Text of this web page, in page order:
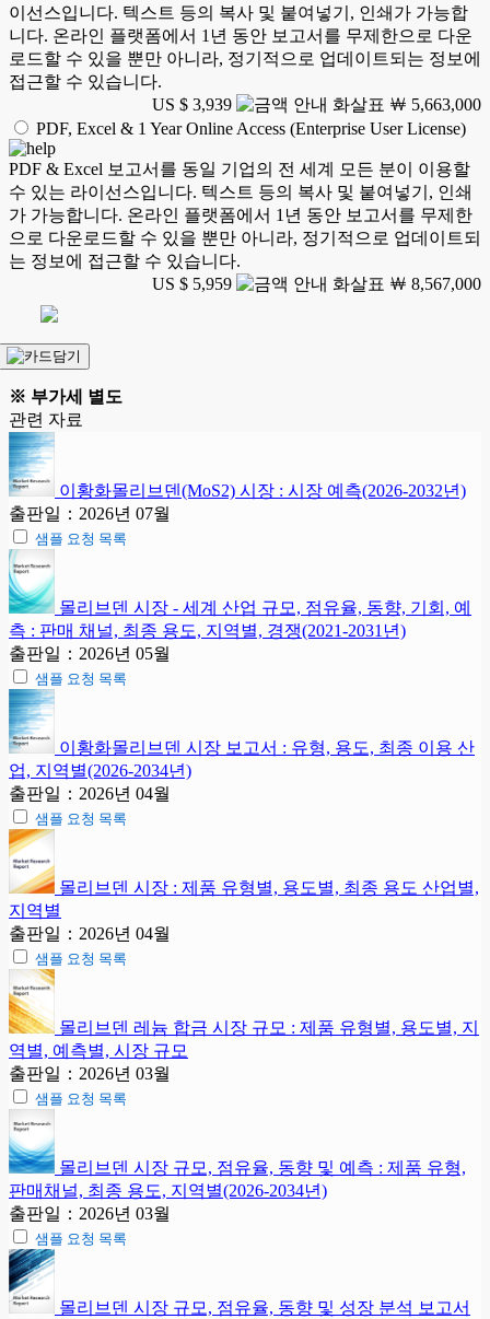
이선스입니다. 텍스트 등의 복사 및 붙여넣기, 인쇄가 가능합
니다. 온라인 플랫폼에서 1년 동안 보고서를 무제한으로 다운
로드할 수 있을 뿐만 아니라, 정기적으로 업데이트되는 정보에
접근할 수 있습니다.
US $ 3,939
￦ 5,663,000
PDF, Excel & 1 Year Online Access (Enterprise User License)
PDF & Excel 보고서를 동일 기업의 전 세계 모든 분이 이용할
수 있는 라이선스입니다. 텍스트 등의 복사 및 붙여넣기, 인쇄
가 가능합니다. 온라인 플랫폼에서 1년 동안 보고서를 무제한
으로 다운로드할 수 있을 뿐만 아니라, 정기적으로 업데이트되
는 정보에 접근할 수 있습니다.
US $ 5,959
￦ 8,567,000
※ 부가세 별도
관련 자료
이황화몰리브덴(MoS2) 시장 : 시장 예측(2026-2032년)
출판일：2026년 07월
샘플 요청 목록
몰리브덴 시장 - 세계 산업 규모, 점유율, 동향, 기회, 예
측 : 판매 채널, 최종 용도, 지역별, 경쟁(2021-2031년)
출판일：2026년 05월
샘플 요청 목록
이황화몰리브덴 시장 보고서 : 유형, 용도, 최종 이용 산
업, 지역별(2026-2034년)
출판일：2026년 04월
샘플 요청 목록
몰리브덴 시장 : 제품 유형별, 용도별, 최종 용도 산업별,
지역별
출판일：2026년 04월
샘플 요청 목록
몰리브덴 레늄 합금 시장 규모 : 제품 유형별, 용도별, 지
역별, 예측별, 시장 규모
출판일：2026년 03월
샘플 요청 목록
몰리브덴 시장 규모, 점유율, 동향 및 예측 : 제품 유형,
판매채널, 최종 용도, 지역별(2026-2034년)
출판일：2026년 03월
샘플 요청 목록
몰리브덴 시장 규모, 점유율, 동향 및 성장 분석 보고서